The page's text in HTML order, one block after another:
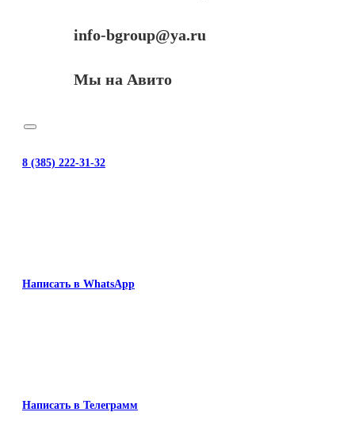
info-bgroup@ya.ru
Мы на Авито
8 (385) 222-31-32
Написать в WhatsApp
Написать в Телеграмм